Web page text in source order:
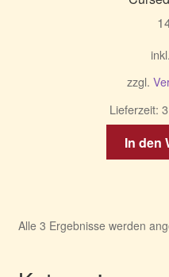
zzgl.
Lieferzeit:
In den
Alle 3 Ergebnisse werden